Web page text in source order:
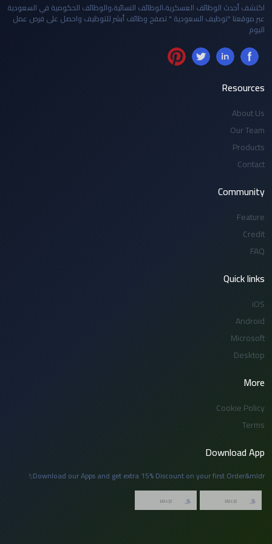
اكتشف أحدث الوظائف العسكرية،الوظائف النسائية،والوظائف الحكومية في السعودية
عبر موقعنا "توظيف السعودية " تصفح وظائف أبشر للتوظيف واحصل على فرص عمل
اليوم
Resources
About Us
Our Team
Products
Contact
Community
Feature
Credit
FAQ
Quick links
iOS
Android
Microsoft
Desktop
More
Cookie Policy
Terms
Download App
Download our Apps and get extra 15% Discount on your first Order&mldr;!